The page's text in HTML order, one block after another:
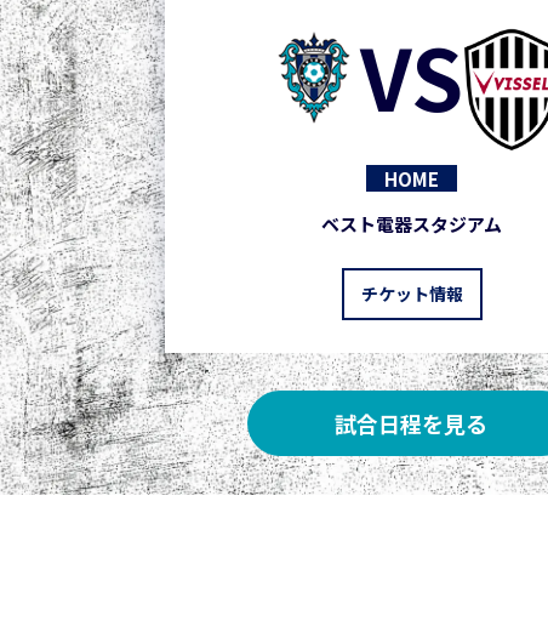
VS
HOME
ベスト電器スタジアム
チケット情報
試合日程を見る